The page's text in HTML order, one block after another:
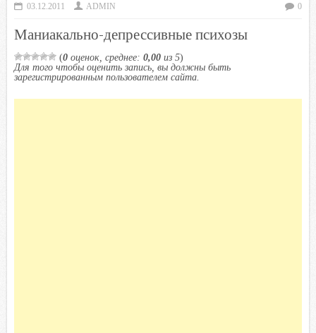
03.12.2011 ADMIN 0
Маниакально-депрессивные психозы
(0 оценок, среднее: 0,00 из 5)
Для того чтобы оценить запись, вы должны быть
зарегистрированным пользователем сайта.